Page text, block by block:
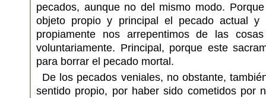
pecados, aunque no del mismo modo.
objeto propio y principal el pecado actual y
propiamente nos arrepentimos de las
voluntariamente. Principal, porque este
para borrar el pecado mortal.
De los pecados veniales, no obstante,
sentido propio, por haber sido cometidos por